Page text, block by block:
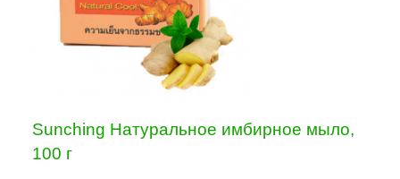
Sunching Натуральное имбирное мыло,
100 г